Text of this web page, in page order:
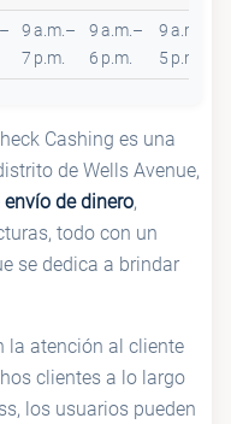
9 a.m.–
7 p.m.
9 a.m.–
6 p.m.
9 a.m.–
5 p.m.
Cashing es una
de Wells Avenue,
envío de dinero,
todo con un
se dedica a brindar
la atención al cliente
clientes a lo largo
los usuarios pueden